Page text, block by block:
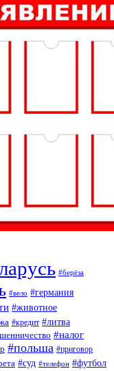
#берёза
#вело #германия
#животное
#кредит #литва
#налог
#польша #приговор
#суд #телефон #футбол